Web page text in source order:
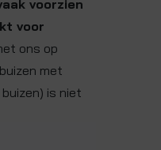
voorzien
voor
ons op
met
is niet